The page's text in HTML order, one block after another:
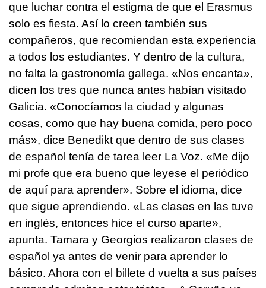
que luchar contra el estigma de que el Erasmus
solo es fiesta. Así lo creen también sus
compañeros, que recomiendan esta experiencia
a todos los estudiantes. Y dentro de la cultura,
no falta la gastronomía gallega. «Nos encanta»,
dicen los tres que nunca antes habían visitado
Galicia. «Conocíamos la ciudad y algunas
cosas, como que hay buena comida, pero poco
más», dice Benedikt que dentro de sus clases
de español tenía de tarea leer La Voz. «Me dijo
mi profe que era bueno que leyese el periódico
de aquí para aprender». Sobre el idioma, dice
que sigue aprendiendo. «Las clases en las tuve
en inglés, entonces hice el curso aparte»,
apunta. Tamara y Georgios realizaron clases de
español ya antes de venir para aprender lo
básico. Ahora con el billete d vuelta a sus países